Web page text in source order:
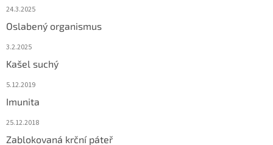
24.3.2025
Oslabený organismus
3.2.2025
Kašel suchý
5.12.2019
Imunita
25.12.2018
Zablokovaná krční páteř